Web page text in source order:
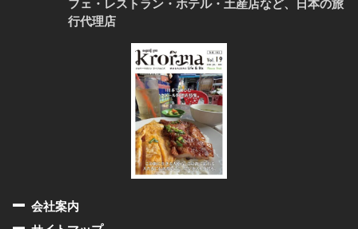
フェ・レストラン・ホテル・土産店など、日本の旅
行代理店
会社案内